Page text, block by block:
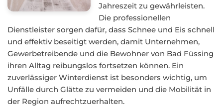
Jahreszeit zu gewährleisten.
Die professionellen
Dienstleister sorgen dafür, dass Schnee und Eis schnell
und effektiv beseitigt werden, damit Unternehmen,
Gewerbetreibende und die Bewohner von Bad Füssing
ihren Alltag reibungslos fortsetzen können. Ein
zuverlässiger Winterdienst ist besonders wichtig, um
Unfälle durch Glätte zu vermeiden und die Mobilität in
der Region aufrechtzuerhalten.